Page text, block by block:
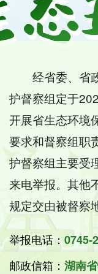
经省委、省
护督察组定于
开展省生态环境
要求和督察组职
护督察组主要受
来电举报。其他
规定交由被督察
举报电话：0745-
邮政信箱： 湖南